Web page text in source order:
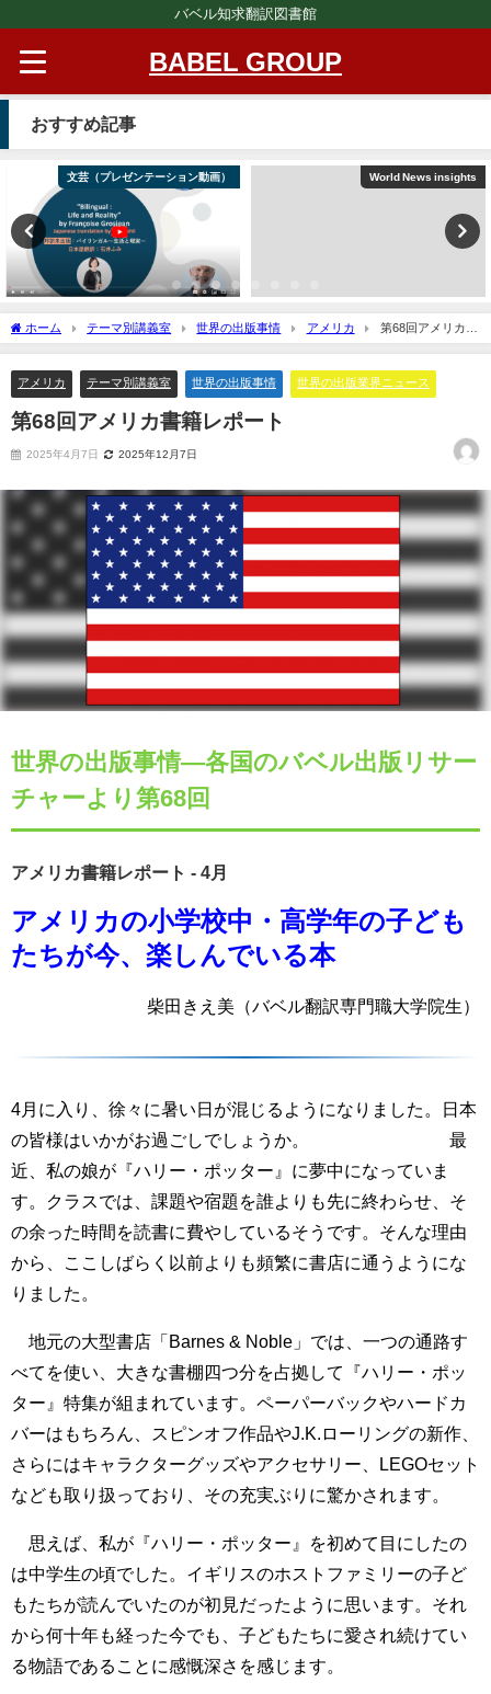
バベル知求翻訳図書館
BABEL GROUP
おすすめ記事
文芸（プレゼンテーション動画） World News insights
ホーム テーマ別講義室 世界の出版事情 アメリカ
第68回アメリカ書
籍レポート
アメリカ テーマ別講義室 世界の出版事情 世界の出版業界ニュース
第68回アメリカ書籍レポート
2025年4月7日 2025年12月7日
世界の出版事情―各国のバベル出版リサー
チャーより第68回
アメリカ書籍レポート - 4月
アメリカの小学校中・高学年の子ども
たちが今、楽しんでいる本
柴田きえ美（バベル翻訳専門職大学院生）
4月に入り、徐々に暑い日が混じるようになりました。日本
の皆様はいかがお過ごしでしょうか。 最
近、私の娘が『ハリー・ポッター』に夢中になっていま
す。クラスでは、課題や宿題を誰よりも先に終わらせ、そ
の余った時間を読書に費やしているそうです。そんな理由
から、ここしばらく以前よりも頻繁に書店に通うようにな
りました。
地元の大型書店「Barnes & Noble」では、一つの通路す
べてを使い、大きな書棚四つ分を占拠して『ハリー・ポッ
ター』特集が組まれています。ペーパーバックやハードカ
バーはもちろん、スピンオフ作品やJ.K.ローリングの新作、
さらにはキャラクターグッズやアクセサリー、LEGOセット
なども取り扱っており、その充実ぶりに驚かされます。
思えば、私が『ハリー・ポッター』を初めて目にしたの
は中学生の頃でした。イギリスのホストファミリーの子ど
もたちが読んでいたのが初見だったように思います。それ
から何十年も経った今でも、子どもたちに愛され続けてい
る物語であることに感慨深さを感じます。